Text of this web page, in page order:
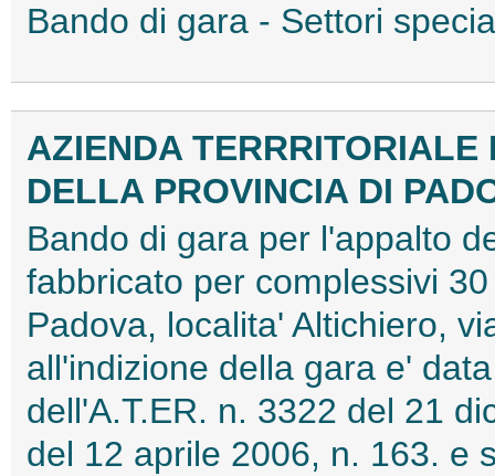
Bando di gara - Settori
AZIENDA
DELLA PROVINCIA DI
Bando di gara per l'appalto
fabbricato per complessivi
Padova, localita' Altichiero,
all'indizione della gara e'
dell'A.T.ER. n. 3322 del 21
del 12 aprile 2006, n. 163. e